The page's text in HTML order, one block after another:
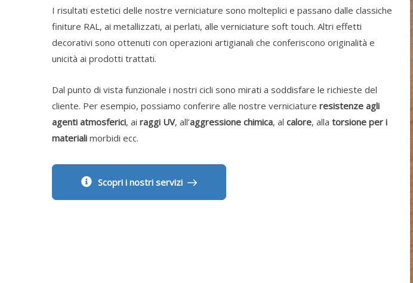
I risultati estetici delle nostre verniciature sono molteplici e passano dalle classiche
finiture RAL, ai metallizzati, ai perlati, alle verniciature soft touch. Altri effetti
decorativi sono ottenuti con operazioni artigianali che conferiscono originalità e
unicità ai prodotti trattati.
Dal punto di vista funzionale i nostri cicli sono mirati a soddisfare le richieste del
cliente. Per esempio, possiamo conferire alle nostre verniciature resistenze agli
agenti atmosferici, ai raggi UV, all’aggressione chimica, al calore, alla torsione per i
materiali morbidi ecc.
Scopri i nostri servizi